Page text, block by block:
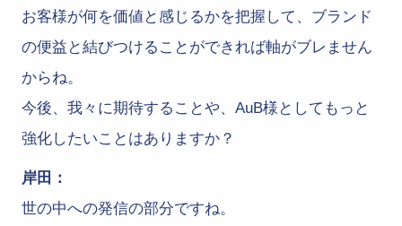
お客様が何を価値と感じるかを把握して、ブランド
の便益と結びつけることができれば軸がブレません
からね。
今後、我々に期待することや、AuB様としてもっと
強化したいことはありますか？
岸田：
世の中への発信の部分ですね。